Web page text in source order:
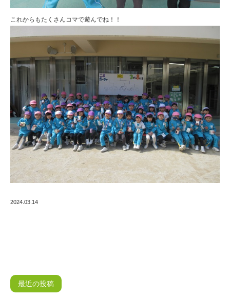
これからもたくさんコマで遊んでね！！
2024.03.14
最近の投稿